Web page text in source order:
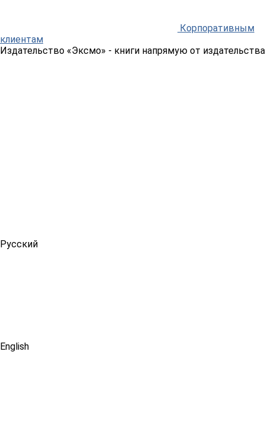
Корпоративным
клиентам
Издательство «Эксмо» - книги напрямую от издательства
Русский
English